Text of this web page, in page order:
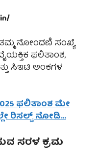
ನೋಂದಣಿ ಸಂಖ್ಯೆ
ಫಲಿತಾಂಶ,
ಸಿಇಟಿ ಅಂಕಗಳ
ಫಲಿತಾಂಶ ಮೇ
ರಿಸಲ್ಟ್ ನೋಡಿ…
ಸರಳ ಕ್ರಮ